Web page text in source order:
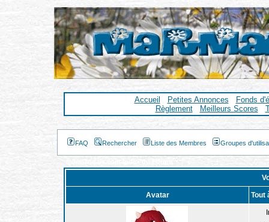
Accueil Petites Annonces
Fonds
Règlement
Meilleurs Scores
FAQ Rechercher Liste des Membres Groupes
Avatar Tout